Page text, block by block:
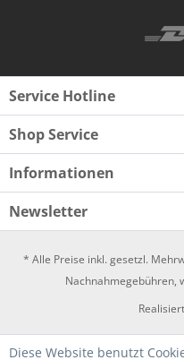
Service Hotline
Shop Service
Informationen
Newsletter
* Alle Preise inkl. gesetzl.
Nachnahmegebühren,
Diese Website benutzt